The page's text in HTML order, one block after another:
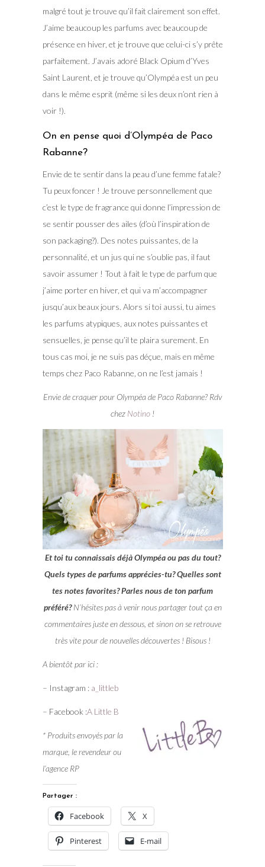
malgré tout je trouve qu’il fait clairement son effet.
J’aime beaucoup les parfums avec beaucoup de
présence en hiver, et je trouve que celui-ci s’y prête
parfaitement. J’avais adoré Black Opium d’Yves
Saint Laurent, et je trouve qu’Olympéa est un peu
dans le même esprit (même si les deux n’ont rien à
voir !).
On en pense quoi d’Olympéa de Paco
Rabanne?
Envie de te sentir dans la peau d’une femme fatale?
Tu peux foncer ! Je trouve personnellement que
c’est le type de fragrance qui donne l’impression de
se sentir pousser des ailes (d’où l’inspiration de
son packaging?). Des notes puissantes, de la
personnalité, et un jus qui ne s’oublie pas, il faut
savoir assumer ! Tout à fait le type de parfum que
j’aime porter en hiver, et qui va m’accompagner
jusqu’aux beaux jours. Alors si toi aussi, tu aimes
les parfums atypiques, aux notes puissantes et
sensuelles, je pense qu’il te plaira surement. En
tous cas moi, je ne suis pas déçue, mais en même
temps chez Paco Rabanne, on ne l’est jamais !
Envie de craquer pour Olympéa de Paco Rabanne? Rdv
chez Notino !
Et toi tu connaissais déjà Olympéa ou pas du tout?
Quels types de parfums apprécies-tu? Quelles sont
tes notes favorites? Parles nous de ton parfum
préféré? N’hésites pas à venir nous partager tout ça en
commentaires juste en dessous, et sinon on se retrouve
très vite pour de nouvelles découvertes ! Bisous !
A bientôt par ici :
– Instagram : a_littleb
– Facebook :A Little B
* Produits envoyés par la
marque, le revendeur ou
l’agence RP
Partager :
Facebook X
Pinterest E-mail